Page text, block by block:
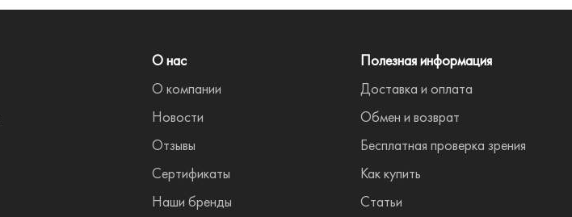
О нас
О компании
Новости
Отзывы
Сертификаты
Наши бренды
Полезная информация
Доставка и оплата
Обмен и возврат
Бесплатная проверка зрения
Как купить
Статьи